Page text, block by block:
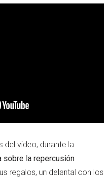
del video, durante la
sobre la repercusión
regalos, un delantal con los